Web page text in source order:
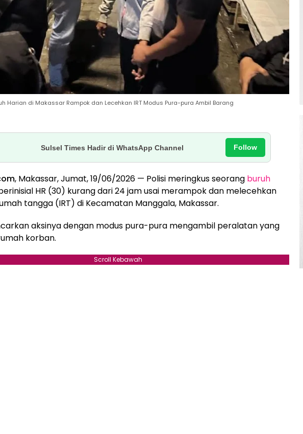
Harian di Makassar Rampok dan Lecehkan IRT Modus Pura-pura Ambil Barang
Sulsel Times Hadir di WhatsApp Channel Follow
, Makassar, Jumat, 19/06/2026 — Polisi meringkus seorang buruh
HR (30) kurang dari 24 jam usai merampok dan melecehkan
tangga (IRT) di Kecamatan Manggala, Makassar.
aksinya dengan modus pura-pura mengambil peralatan yang
korban.
Scroll Kebawah